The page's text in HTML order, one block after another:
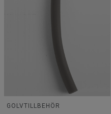
GOLVTILLBEHÖR